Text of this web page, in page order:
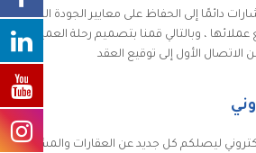
دائمًا إلى الحفاظ على معايير الجودة الكاملة
، وبالتالي قمنا بتصميم رحلة العميل
الاتصال الأول إلى توقيع العقد
ليصلكم كل جديد عن العقارات والمشاريع